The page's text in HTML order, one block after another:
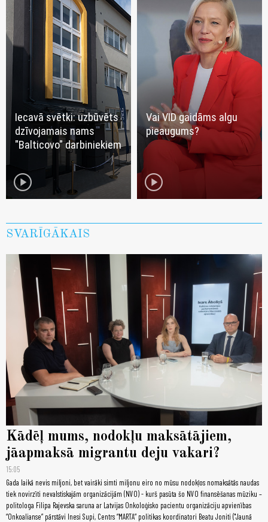
Iecavā svētki: uzbūvēts
dzīvojamais nams
"Balticovo" darbiniekiem
play_circle
Vai VID gaidāms algu
pieaugums?
play_circle
SVARĪGĀKAIS
Kādēļ mums, nodokļu maksātājiem,
jāapmaksā migrantu deju vakari?
15:05
Gada laikā nevis miljoni, bet vairāki simti miljonu eiro no mūsu nodokļos nomaksātās naudas
tiek novirzīti nevalstiskajām organizācijām (NVO) - kurš pasūta šo NVO finansēšanas mūziku –
politologa Filipa Rajevska saruna ar Latvijas Onkoloģisko pacientu organizāciju apvienības
“Onkoalianse” pārstāvi Inesi Supi, Centrs “MARTA” politikas koordinatori Beatu Joniti ("Jaunā